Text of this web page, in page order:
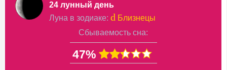
24 лунный день
Луна в зодиаке: d Близнецы
Сбываемость сна:
47%